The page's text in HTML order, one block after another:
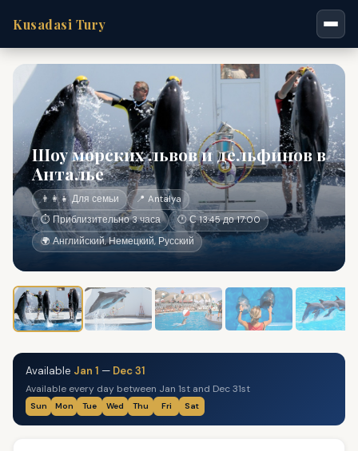
Kusadasi Tury
Шоу морских львов и дельфинов в
Анталье
👨‍👩‍👧 Для семьи
📍 Antalya
⏱ Приблизительно 3 часа
🕐 С 13:45 до 17:00
🌍 Английский, Немецкий, Русский
Available Jan 1 — Dec 31
Available every day between Jan 1st and Dec 31st
Sun Mon Tue Wed Thu Fri Sat